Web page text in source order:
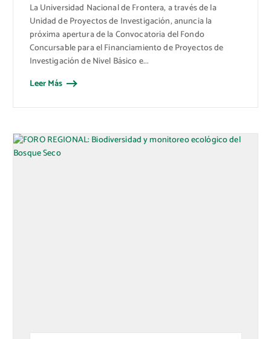
La Universidad Nacional de Frontera, a través de la
Unidad de Proyectos de Investigación, anuncia la
próxima apertura de la Convocatoria del Fondo
Concursable para el Financiamiento de Proyectos de
Investigación de Nivel Básico e...
Leer Más